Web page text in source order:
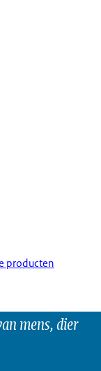
producten
mens, dier